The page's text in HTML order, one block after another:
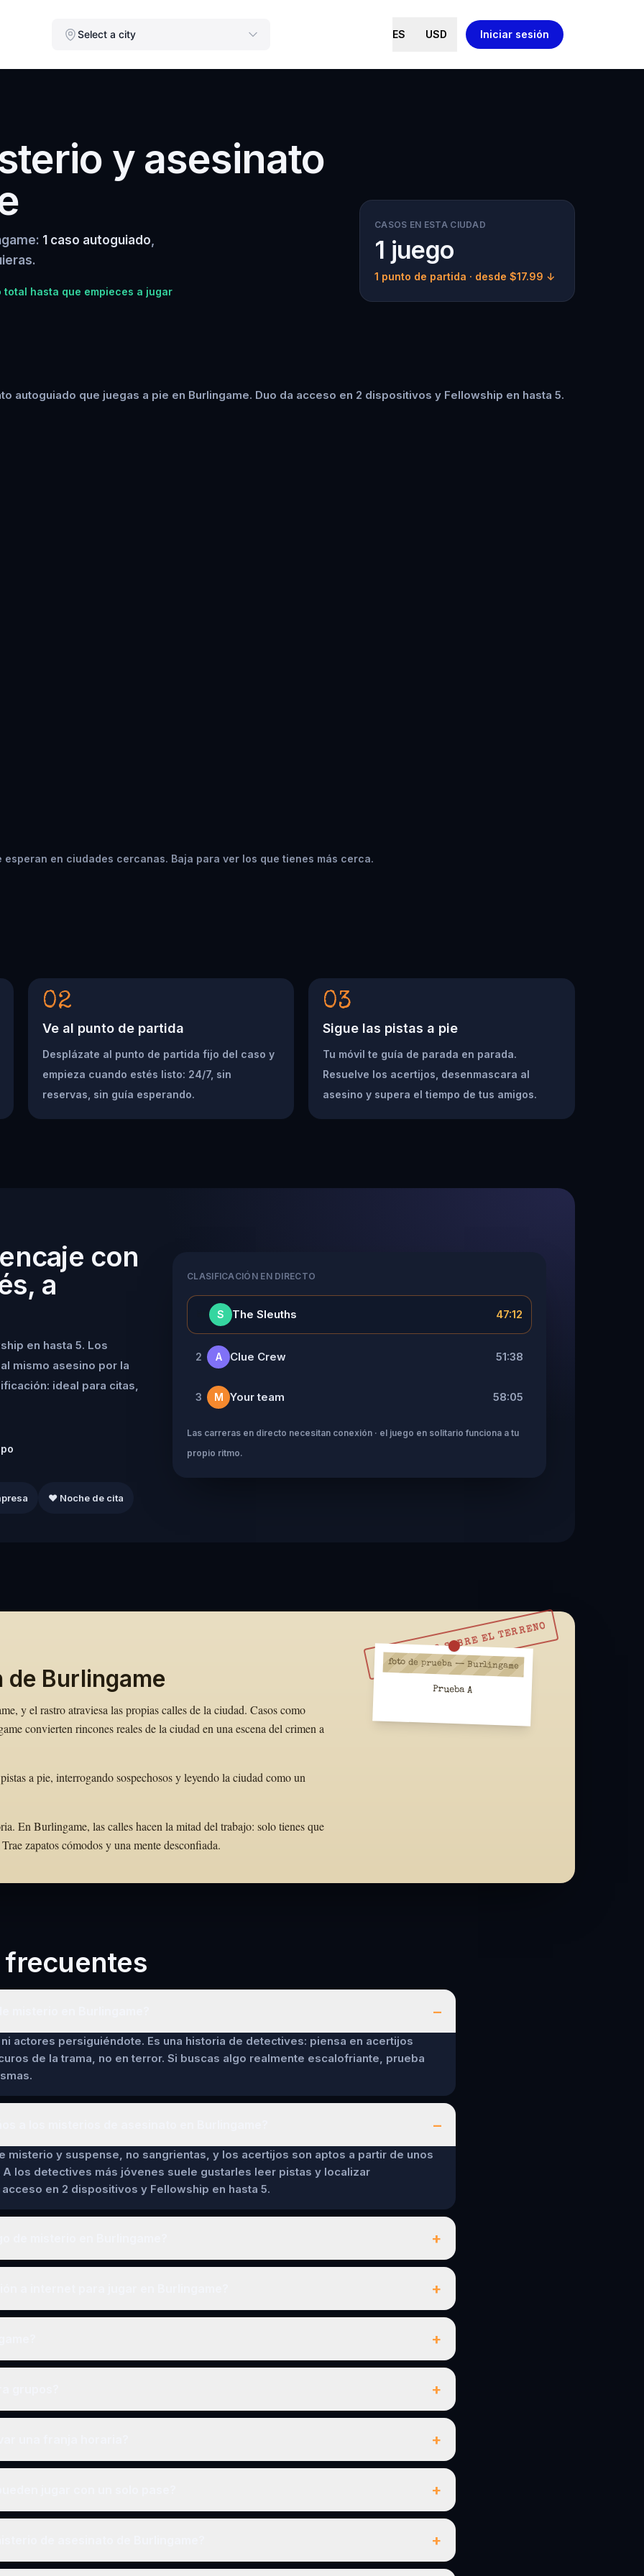
Select a city ES USD Iniciar sesión
y asesinato
1 caso autoguiado,
total hasta que empieces a jugar
CASOS EN ESTA CIUDAD
1 juego
1 punto de partida · desde $17.99 ↓
autoguiado que juegas a pie en Burlingame. Duo da acceso en 2 dispositivos y Fellowship en hasta 5.
esperan en ciudades cercanas. Baja para ver los que tienes más cerca.
02
Ve al punto de partida
Desplázate al punto de partida fijo del caso y
empieza cuando estés listo: 24/7, sin
reservas, sin guía esperando.
03
Sigue las pistas a pie
Tu móvil te guía de parada en parada.
Resuelve los acertijos, desenmascara al
asesino y supera el tiempo de tus amigos.
con
a
en hasta 5. Los
mismo asesino por la
ideal para citas,
❤️ Noche de cita
CLASIFICACIÓN EN DIRECTO
S The Sleuths 47:12
2 A Clue Crew 51:38
3 M Your team 58:05
Las carreras en directo necesitan conexión · el juego en solitario funciona a tu
propio ritmo.
RESUÉLVELO SOBRE EL TERRENO
de Burlingame
y el rastro atraviesa las propias calles de la ciudad. Casos como
convierten rincones reales de la ciudad en una escena del crimen a
a pie, interrogando sospechosos y leyendo la ciudad como un
En Burlingame, las calles hacen la mitad del trabajo: solo tienes que
zapatos cómodos y una mente desconfiada.
foto de prueba — Burlingame
Prueba A
frecuentes
–
actores persiguiéndote. Es una historia de detectives: piensa en acertijos
de la trama, no en terror. Si buscas algo realmente escalofriante, prueba
–
misterio y suspense, no sangrientas, y los acertijos son aptos a partir de unos
A los detectives más jóvenes suele gustarles leer pistas y localizar
en 2 dispositivos y Fellowship en hasta 5.
+
+
+
+
+
+
+